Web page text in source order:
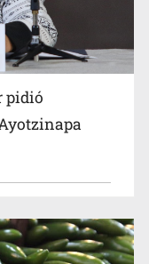
en
pidió